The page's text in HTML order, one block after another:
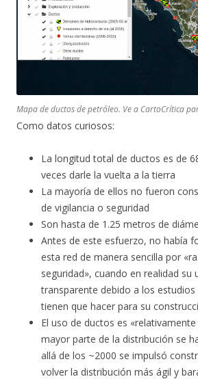
Mapa de ductos de petróleo. Ve a CartoCrítica
Como datos curiosos:
La longitud total de ductos es de
veces darle la vuelta a la tierra
La mayoría de ellos no fueron
de vigilancia o seguridad
Son hasta de 1.25 metros de
Antes de este esfuerzo, no había
esta red de manera sencilla por
seguridad», cuando en realidad su
transparente debido a los
tienen que hacer para su
El uso de ductos es
mayor parte de la distribución se
allá de los ~2000 se impulsó
volver la distribución más ágil y